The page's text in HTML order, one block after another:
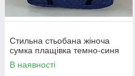
Стильна стьобана жіноча
сумка плащівка темно-синя
В наявності